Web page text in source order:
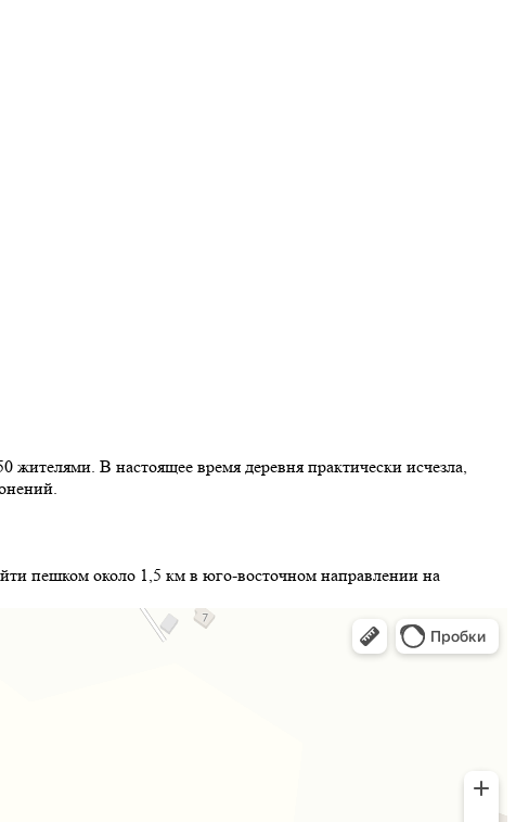
жителями. В настоящее время деревня практически исчезла,
пешком около 1,5 км в юго-восточном направлении на